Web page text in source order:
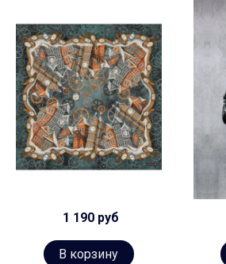
1 190 руб
В корзину